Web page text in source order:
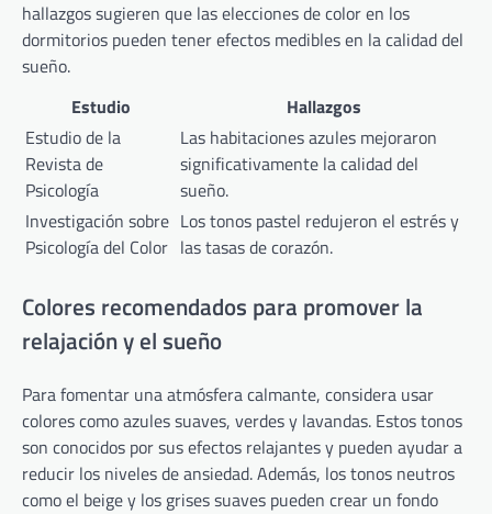
hallazgos sugieren que las elecciones de color en los
dormitorios pueden tener efectos medibles en la calidad del
sueño.
Estudio
Hallazgos
Estudio de la
Revista de
Psicología
Las habitaciones azules mejoraron
significativamente la calidad del
sueño.
Investigación sobre
Psicología del Color
Los tonos pastel redujeron el estrés y
las tasas de corazón.
Colores recomendados para promover la
relajación y el sueño
Para fomentar una atmósfera calmante, considera usar
colores como azules suaves, verdes y lavandas. Estos tonos
son conocidos por sus efectos relajantes y pueden ayudar a
reducir los niveles de ansiedad. Además, los tonos neutros
como el beige y los grises suaves pueden crear un fondo